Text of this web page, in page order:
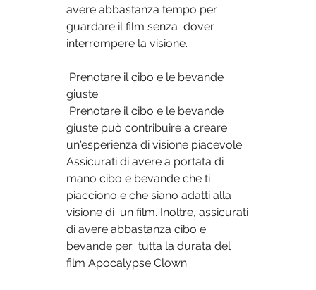
avere abbastanza tempo per
guardare il film senza  dover
interrompere la visione.
giuste
giuste può contribuire a creare
un'esperienza di visione piacevole.
Assicurati di avere a portata di
mano cibo e bevande che ti
piacciono e che siano adatti alla
visione di  un film. Inoltre, assicurati
di avere abbastanza cibo e
bevande per  tutta la durata del
film Apocalypse Clown.